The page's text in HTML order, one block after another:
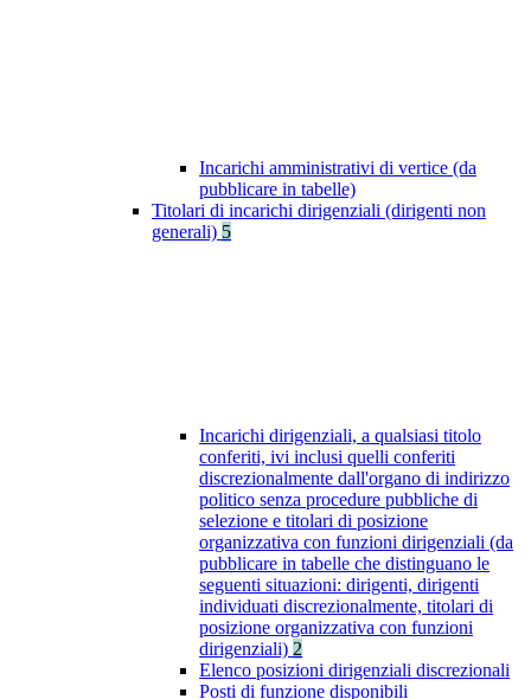
Incarichi amministrativi di vertice (da
pubblicare in tabelle)
Titolari di incarichi dirigenziali (dirigenti non
generali) 5
Incarichi dirigenziali, a qualsiasi titolo
conferiti, ivi inclusi quelli conferiti
discrezionalmente dall'organo di indirizzo
politico senza procedure pubbliche di
selezione e titolari di posizione
organizzativa con funzioni dirigenziali (da
pubblicare in tabelle che distinguano le
seguenti situazioni: dirigenti, dirigenti
individuati discrezionalmente, titolari di
posizione organizzativa con funzioni
dirigenziali) 2
Elenco posizioni dirigenziali discrezionali
Posti di funzione disponibili